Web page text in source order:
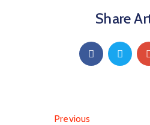
Share
Previous